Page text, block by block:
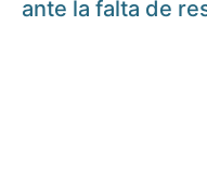
ante la falta de